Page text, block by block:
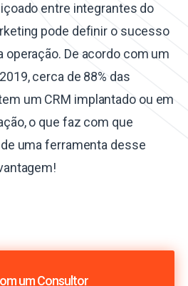
entre integrantes do
pode definir o sucesso
operação. De acordo com um
cerca de 88% das
um CRM implantado ou em
o que faz com que
uma ferramenta desse
um Consultor